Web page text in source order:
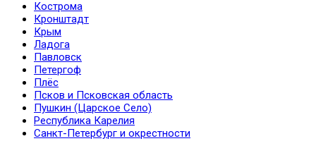
Кострома
Кронштадт
Крым
Ладога
Павловск
Петергоф
Плёс
Псков и Псковская область
Пушкин (Царское Село)
Республика Карелия
Санкт-Петербург и окрестности